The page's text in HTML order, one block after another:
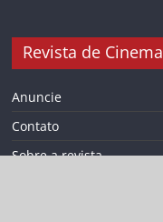
Revista de Cinema
Anuncie
Contato
Sobre a revista